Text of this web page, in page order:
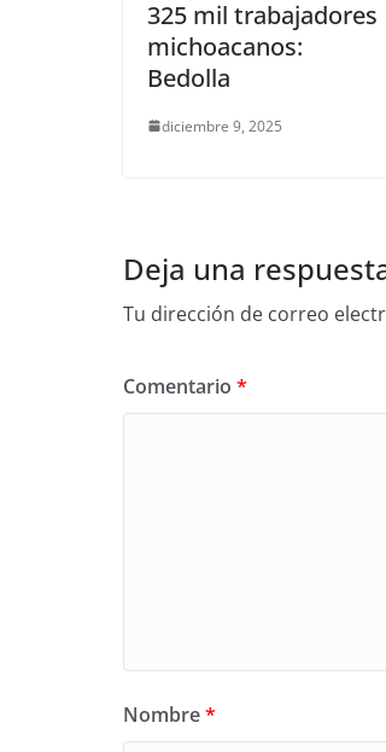
325 mil trabajadores
michoacanos:
Bedolla
diciembre 9, 2025
Deja una
Tu dirección de correo
Comentario *
Nombre*